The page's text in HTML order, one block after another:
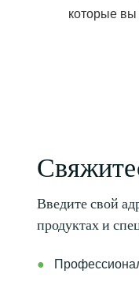
которые вы
Введите свой
продуктах и
●